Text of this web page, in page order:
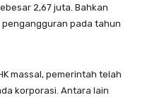
2,67 juta. Bahkan
pengangguran pada tahun
massal, pemerintah telah
korporasi. Antara lain